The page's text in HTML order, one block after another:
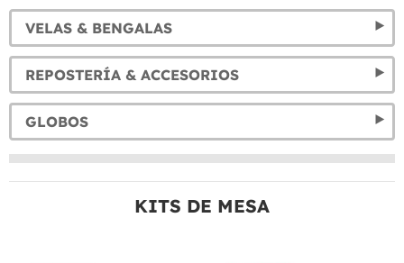
VELAS & BENGALAS
REPOSTERÍA & ACCESORIOS
GLOBOS
KITS DE MESA